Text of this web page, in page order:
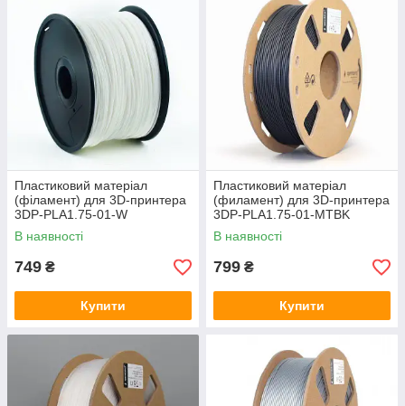
Пластиковий матеріал
(філамент) для 3D-принтера
3DP-PLA1.75-01-W
В наявності
749 ₴
Купити
Пластиковий матеріал
(филамент) для 3D-принтера
3DP-PLA1.75-01-MTBK
В наявності
799 ₴
Купити